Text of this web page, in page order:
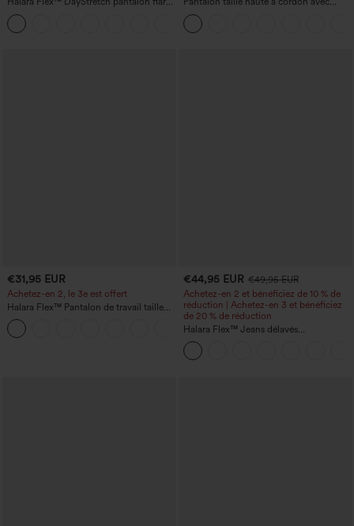
de travail, taille mi-haute, poche latérale
zippée
poches, jambe large et coupe ample,
style décontracté, effet lin
€31,95 EUR
Achetez-en 2, le 3e est offert
Halara Flex™ Pantalon de travail taille
haute avec poche latérale arrière et
légère coupe évasée
+13
€44,95 EUR €49,95 EUR
Achetez-en 2 et bénéficiez de 10 % de
réduction | Achetez-en 3 et bénéficiez
de 20 % de réduction
Halara Flex™ Jeans délavés
décontractés, coupe baggy à jambe
large, taille basse asymétrique, poches
zippées